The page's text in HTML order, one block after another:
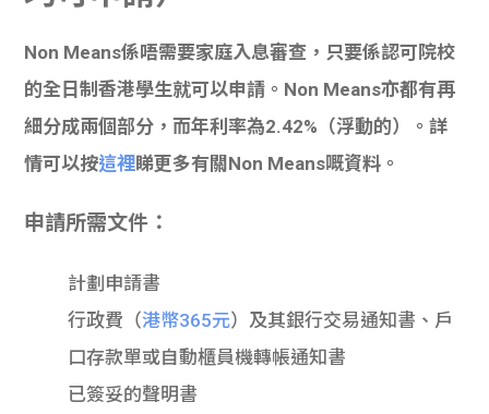
Non Means係唔需要家庭入息審查，只要係認可院校
的全日制香港學生就可以申請。Non Means亦都有再
細分成兩個部分，而年利率為2.42%（浮動的）。詳
情可以按這裡睇更多有關Non Means嘅資料。
申請所需文件：
計劃申請書
行政費（港幣365元）及其銀行交易通知書、戶
口存款單或自動櫃員機轉帳通知書
已簽妥的聲明書